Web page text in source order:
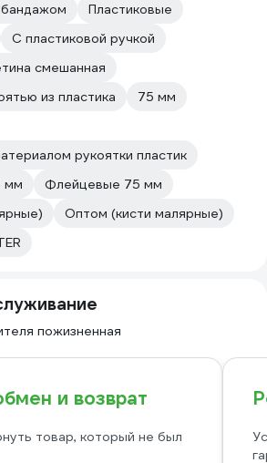
Пластиковые
С пластиковой ручкой
смешанная
из пластика
75 мм
рукоятки пластик
мм
Флейцевые 75 мм
Оптом (кисти малярные)
пожизненная
и возврат
товар, который не был